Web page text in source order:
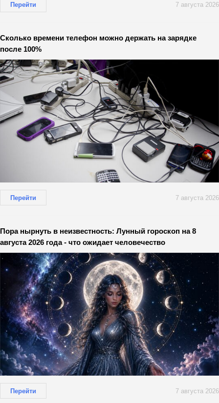
Перейти 7 августа 2026
Сколько времени телефон можно держать на зарядке
после 100%
Перейти 7 августа 2026
Пора нырнуть в неизвестность: Лунный гороскоп на 8
августа 2026 года - что ожидает человечество
Перейти 7 августа 2026